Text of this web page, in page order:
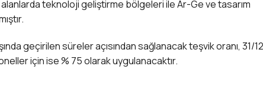
teknoloji geliştirme bölgeleri ile Ar-Ge ve tasarım
geçirilen süreler açısından sağlanacak teşvik oranı, 31/
için ise % 75 olarak uygulanacaktır.